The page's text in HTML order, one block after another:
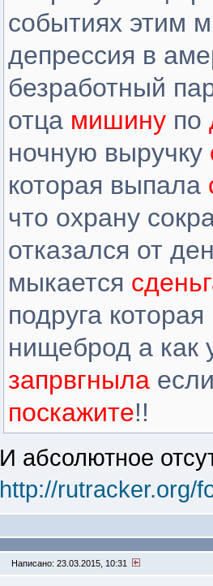
событиях этим
депрессия в
безработный
отца мишину по
ночную выручку
которая выпала
что охрану
отказался от
мыкается
подруга
нищеброд а как
запрвгныла
поскажите!!
И абсолютное
http://rutracker.org/
Написано: 23.03.2015, 10:31